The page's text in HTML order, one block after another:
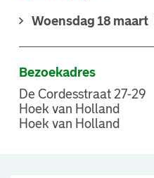
Woensdag 18 maart
Bezoekadres
De Cordesstraat 27-29
Hoek van Holland
Hoek van Holland